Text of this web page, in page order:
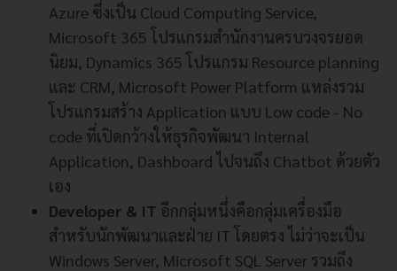
Azure ซึ่งเป็น Cloud Computing Service,
Microsoft 365 โปรแกรมสำนักงานครบวงจรยอด
นิยม, Dynamics 365 โปรแกรม Resource planning
และ CRM, Microsoft Power Platform แหล่งรวม
โปรแกรมสร้าง Application แบบ Low code - No
code ที่เปิดกว้างให้ธุรกิจพัฒนา Internal
Application, Dashboard ไปจนถึง Chatbot ด้วยตัว
เอง
Developer & IT อีกกลุ่มหนึ่งคือกลุ่มเครื่องมือ
สำหรับนักพัฒนาและฝ่าย IT โดยตรง ไม่ว่าจะเป็น
Windows Server, Microsoft SQL Server รวมถึง